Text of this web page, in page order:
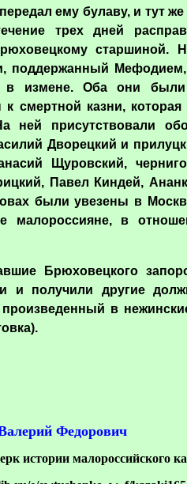
ему булаву, и тут
трех дней
старшиной.
поддержанный
в измене. Оба они
к смертной казни,
ней присутствовали
Дворецкий и
Щуровский,
Павел Киндей,
были увезены в
малороссияне, в
Брюховецкого
и получили другие
в
Федорович
истории малороссийского